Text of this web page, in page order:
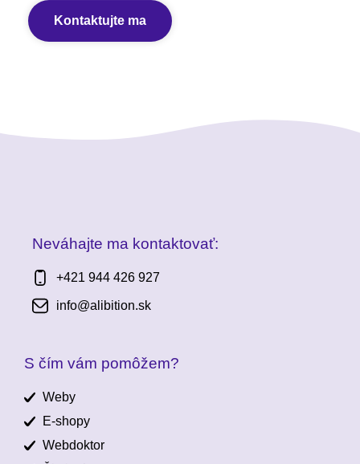
Kontaktujte ma
Neváhajte ma kontaktovať:
+421 944 426 927
info@alibition.sk
S čím vám pomôžem?
Weby
E-shopy
Webdoktor